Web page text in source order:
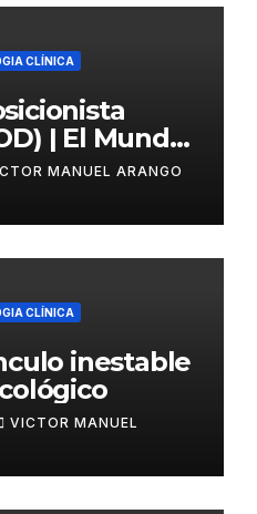
CLÍNICA
| El Mundo
MANUEL ARANGO
CLÍNICA
inestable
VICTOR MANUEL